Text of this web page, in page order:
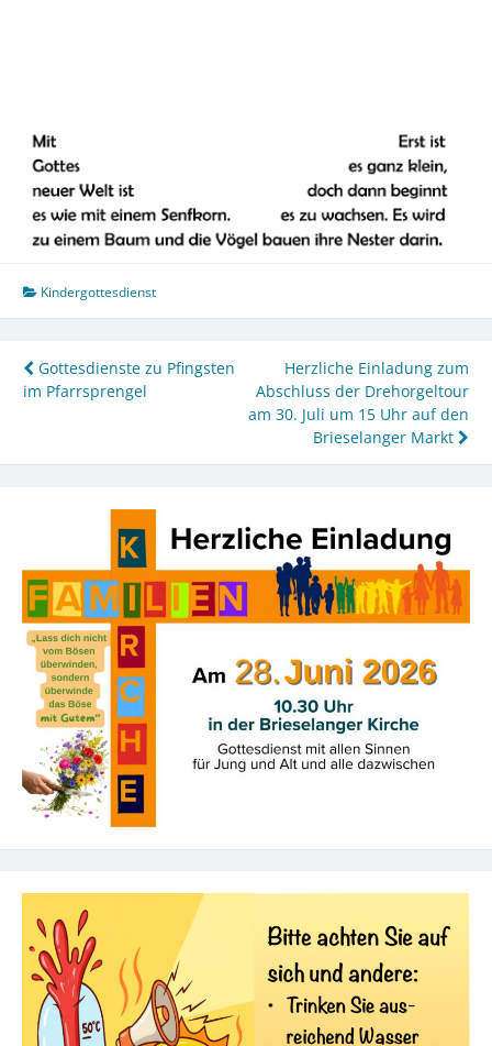
Kindergottesdienst
Beitragsnavigation
Gottesdienste zu Pfingsten
im Pfarrsprengel
Herzliche Einladung zum
Abschluss der Drehorgeltour
am 30. Juli um 15 Uhr auf den
Brieselanger Markt